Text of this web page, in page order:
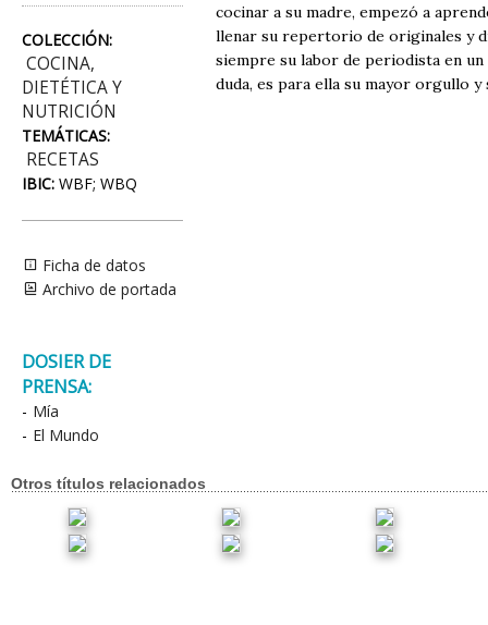
COLECCIÓN:
COCINA,
DIETÉTICA Y
NUTRICIÓN
TEMÁTICAS:
RECETAS
IBIC: WBF; WBQ
Ficha de datos
Archivo de portada
DOSIER DE
PRENSA:
- Mía
- El Mundo
cocinar a su madre, empezó a
llenar su repertorio de originales y
siempre su labor de periodista en un
duda, es para ella su mayor orgullo y
Otros títulos relacionados